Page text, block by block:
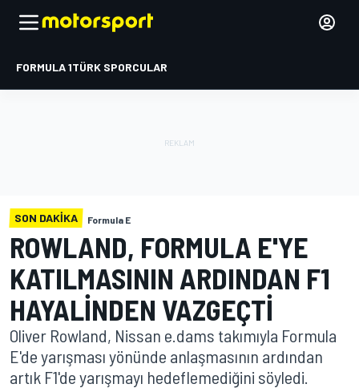
FORMULA 1TÜRK SPORCULAR
SON DAKIKA Formula E
ROWLAND, FORMULA E'YE
KATILMASININ ARDINDAN F1
HAYALINDEN VAZGEÇTI
Oliver Rowland, Nissan e.dams takımıyla Formula
E'de yarışması yönünde anlaşmasının ardından
artık F1'de yarışmayı hedeflemediğini söyledi.